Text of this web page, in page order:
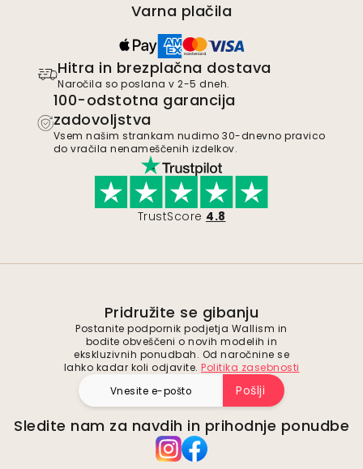
Varna plačila
Hitra in brezplačna dostava
Naročila so poslana v 2-5 dneh.
100-odstotna garancija
zadovoljstva
Vsem našim strankam nudimo 30-dnevno pravico
do vračila nenameščenih izdelkov.
TrustScore 4.8
Pridružite se gibanju
Postanite podpornik podjetja Wallism in
bodite obveščeni o novih modelih in
ekskluzivnih ponudbah. Od naročnine se
lahko kadar koli odjavite. Politika zasebnosti
Pošlji
Sledite nam za navdih in prihodnje ponudbe